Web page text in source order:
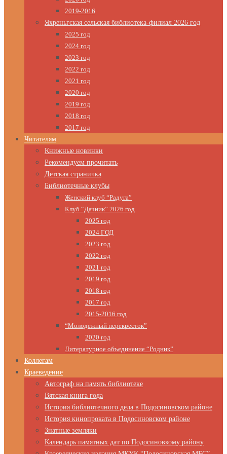
2019-2016
Яхреньгская сельская библиотека-филиал 2026 год
2025 год
2024 год
2023 год
2022 год
2021 год
2020 год
2019 год
2018 год
2017 год
Читателям
Книжные новинки
Рекомендуем прочитать
Детская страничка
Библиотечные клубы
Женский клуб “Радуга”
Клуб “Дачник” 2026 год
2025 год
2024 ГОД
2023 год
2022 год
2021 год
2019 год
2018 год
2017 год
2015-2016 год
“Молодежный перекресток”
2020 год
Литературное объединение “Родник”
Коллегам
Краеведение
Автограф на память библиотеке
Вятская книга года
История библиотечного дела в Подосиновском районе
История кинопроката в Подосиновском районе
Знатные земляки
Календарь памятных дат по Подосиновкому району